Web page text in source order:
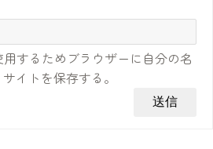
するためブラウザーに自分の名
イトを保存する。